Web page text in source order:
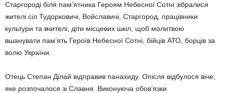
Старгороді біля пам’ятника Героям Небесної Сотні зібралися
жителі сіл Тудорковичі, Войславичі, Старгород, працівники
культури та вчителі, діти місцевих шкіл, щоб молитвою
вшанувати пам’ять Героїв Небесної Сотні, бійців АТО, борців за
волю України.
Отець Степан Ділай відправив панахиду. Опісля відбулося віче,
яке розпочалося зі Славня. Виконуюча обов’язки